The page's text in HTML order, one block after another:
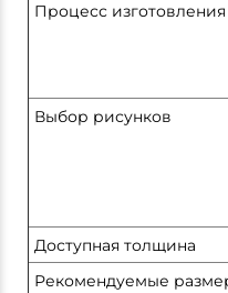
Процесс изготовления
Выбор рисунков
Доступная толщина
Рекомендуемые